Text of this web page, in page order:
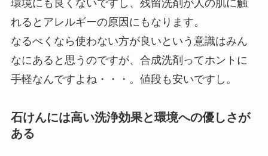
環境にも良くないですし、残留洗剤が人の肌に触
れるとアレルギーの原因にもなります。
なるべくなら使わない方が良いという意識はみん
なにあると思うのですが、合成洗剤ってホントに
手軽なんですよね・・・。値段も安いですし。
石けんには高い洗浄効果と環境への優しさが
ある